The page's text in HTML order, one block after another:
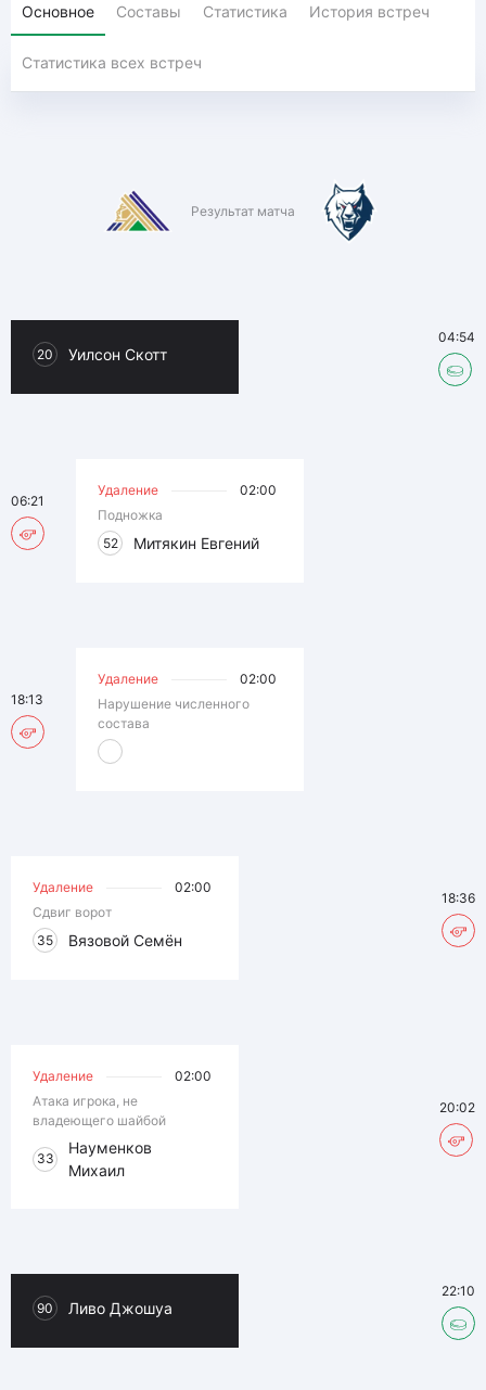
Основное Составы Статистика История встреч
Статистика всех встреч
Результат матча
20 Уилсон Скотт
04:54
Удаление
02:00
Подножка
52
Митякин Евгений
06:21
Удаление
02:00
Нарушение численного
состава
18:13
Удаление
02:00
Сдвиг ворот
35
Вязовой Семён
18:36
Удаление
02:00
Атака игрока, не
владеющего шайбой
33
Науменков
Михаил
20:02
90 Ливо Джошуа
22:10